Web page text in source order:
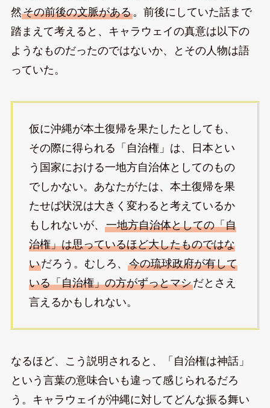
然その前後の文脈がある。前後にしていた話まで
踏まえて考えると、キャラウェイの真意は以下の
ようなものだったのではないか、とその人物は語
っていた。
仮に沖縄が本土復帰を果たしたとしても、
その際に得られる「自治権」は、日本とい
う国家における一地方自治体としてのもの
でしかない。あなたがたは、本土復帰を果
たせば状況は大きく変わると考えているか
もしれないが、 一地方自治体としての「自
治権」は思っているほど大したものではな
いだろう。むしろ、 今の琉球政府が有して
いる「自治権」の方がずっとマシだとさえ
言えるかもしれない。
なるほど、こう説明されると、「自治権は神話」
という言葉の意味合いも違って感じられるだろ
う。キャラウェイが沖縄に対してどんな振る舞い